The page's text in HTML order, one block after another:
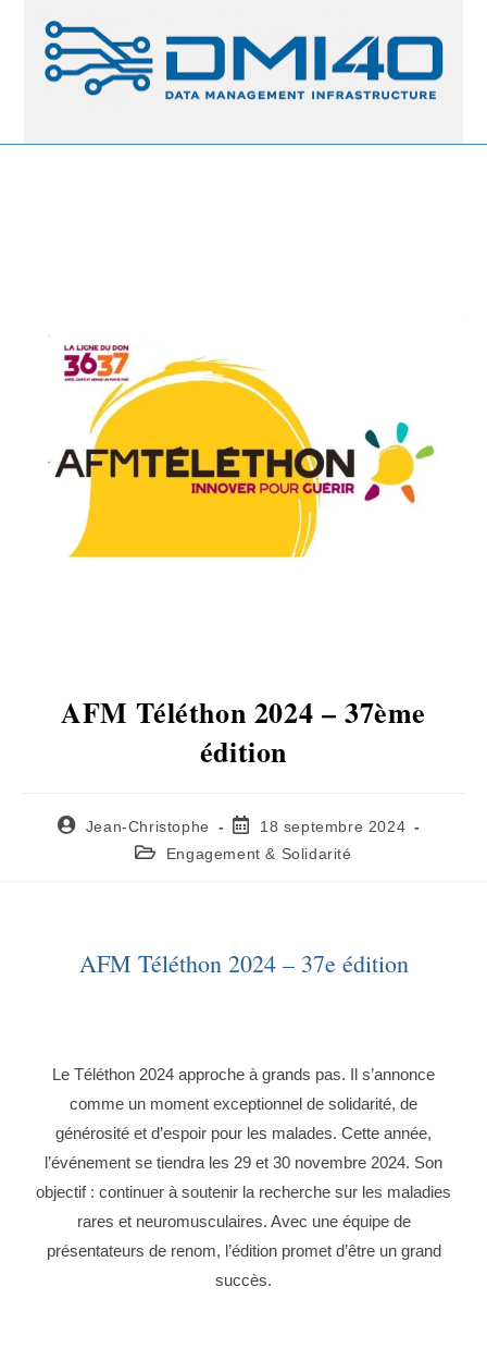
AFM Téléthon 2024 – 37ème
édition
Jean-Christophe
18 septembre 2024
Engagement & Solidarité
AFM Téléthon 2024 – 37e édition
Le Téléthon 2024 approche à grands pas. Il s’annonce
comme un moment exceptionnel de solidarité, de
générosité et d’espoir pour les malades. Cette année,
l’événement se tiendra les 29 et 30 novembre 2024. Son
objectif : continuer à soutenir la recherche sur les maladies
rares et neuromusculaires. Avec une équipe de
présentateurs de renom, l’édition promet d’être un grand
succès.